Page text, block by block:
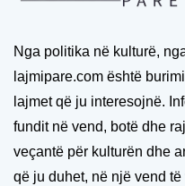
Nga politika në kulturë,
lajmipare.com është
lajmet që ju interesojnë.
fundit në vend, botë dhe
veçantë për kulturën dhe
që ju duhet, në një vend të